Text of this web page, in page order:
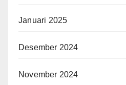
Januari 2025
Desember 2024
November 2024